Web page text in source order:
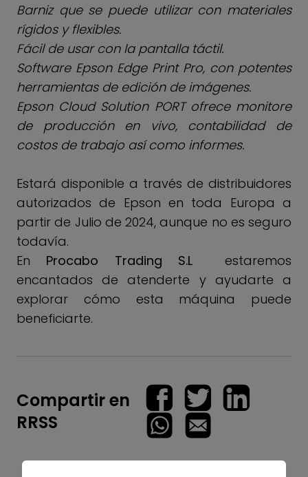
Barniz que se puede utilizar con materiales
rígidos y flexibles.
Fácil de usar con la pantalla táctil.
Software Epson Edge Print Pro, con potentes
herramientas de edición de imágenes.
Epson Cloud Solution PORT ofrece monitore
de producción en vivo, contabilidad de
costos de trabajo así como informes.
Estará disponible a través de distribuidores
autorizados de Epson en toda Europa a
partir de Julio de 2024, aunque no es seguro
todavía.
En Procabo Trading S.L estaremos
encantados de atenderte y ayudarte a
explorar cómo esta máquina puede
beneficiarte.
Compartir en
RRSS